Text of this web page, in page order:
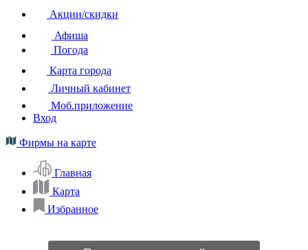
Акции/скидки
Афиша
Погода
Карта города
Личный кабинет
Моб.приложение
Вход
Фирмы на карте
Главная
Карта
Избранное